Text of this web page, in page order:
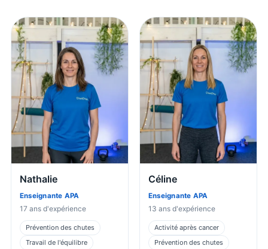
Nathalie
Enseignante APA
17 ans d'expérience
Prévention des chutes
Travail de l'équilibre
Céline
Enseignante APA
13 ans d'expérience
Activité après cancer
Prévention des chutes